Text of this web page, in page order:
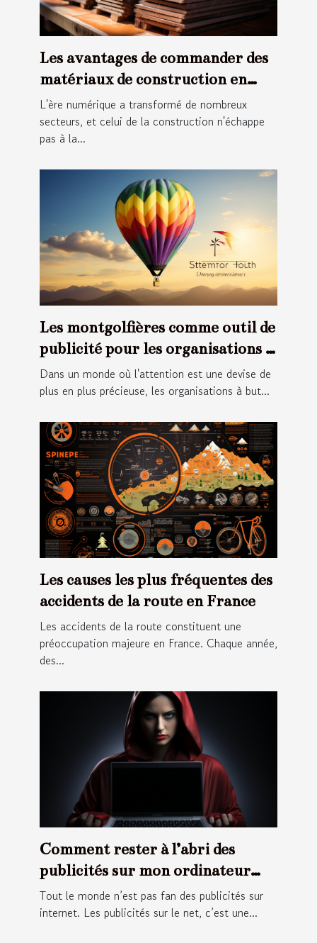
Les avantages de commander des
matériaux de construction en
ligne
L'ère numérique a transformé de nombreux
secteurs, et celui de la construction n'échappe
pas à la...
Les montgolfières comme outil de
publicité pour les organisations à
but non lucratif
Dans un monde où l'attention est une devise de
plus en plus précieuse, les organisations à but...
Les causes les plus fréquentes des
accidents de la route en France
Les accidents de la route constituent une
préoccupation majeure en France. Chaque année,
des...
Comment rester à l’abri des
publicités sur mon ordinateur
portable ?
Tout le monde n’est pas fan des publicités sur
internet. Les publicités sur le net, c’est une...